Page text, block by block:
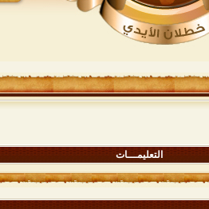
التعليمـــات